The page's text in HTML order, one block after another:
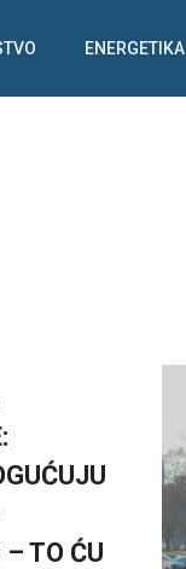
ENERGETIKA
TO ĆU